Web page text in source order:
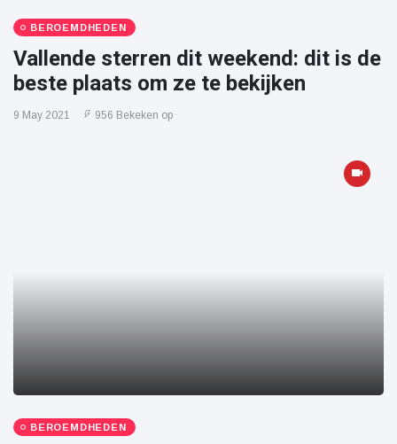
BEROEMDHEDEN
Vallende sterren dit weekend: dit is de
beste plaats om ze te bekijken
9 May 2021 956 Bekeken op
BEROEMDHEDEN